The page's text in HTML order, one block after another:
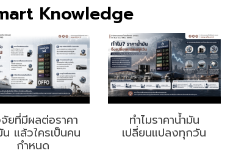
Knowledge
ยที่มีผลต่อราคา
น แล้วใครเป็นคน
กำหนด
ทำไมราคาน้ำมัน
เปลี่ยนแปลงทุกวัน